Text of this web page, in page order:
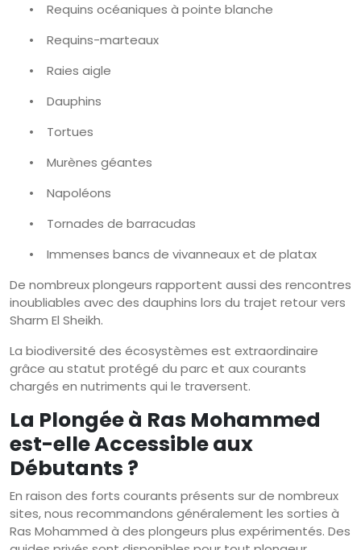
•
Requins océaniques à pointe blanche
•
Requins-marteaux
•
Raies aigle
•
Dauphins
•
Tortues
•
Murènes géantes
•
Napoléons
•
Tornades de barracudas
•
Immenses bancs de vivanneaux et de platax
De nombreux plongeurs rapportent aussi des rencontres
inoubliables avec des dauphins lors du trajet retour vers
Sharm El Sheikh.
La biodiversité des écosystèmes est extraordinaire
grâce au statut protégé du parc et aux courants
chargés en nutriments qui le traversent.
La Plongée à Ras Mohammed
est-elle Accessible aux
Débutants ?
En raison des forts courants présents sur de nombreux
sites, nous recommandons généralement les sorties à
Ras Mohammed à des plongeurs plus expérimentés. Des